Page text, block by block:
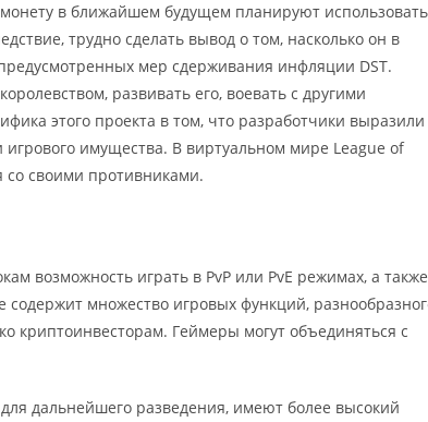
в ближайшем будущем планируют использовать
трудно сделать вывод о том, насколько он в
мер сдерживания инфляции DST.
развивать его, воевать с другими
этого проекта в том, что разработчики выразили
имущества. В виртуальном мире League of
со своими противниками.
возможность играть в PvP или PvE режимах, а также
множество игровых функций,
криптоинвесторам. Геймеры могут объединяться с
дальнейшего разведения, имеют более высокий